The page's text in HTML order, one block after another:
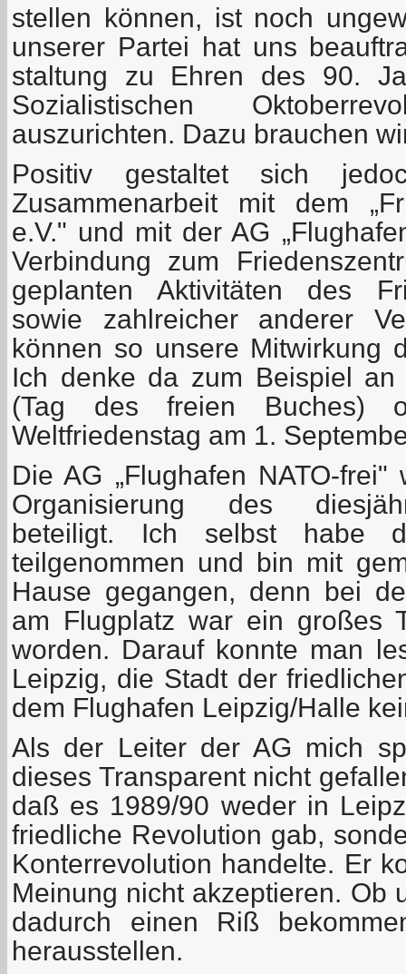
stellen können, ist noch
unserer Partei hat uns
staltung zu Ehren des 90.
Sozialistischen
auszurichten. Dazu brauchen
Positiv gestaltet sich
Zusammenarbeit mit dem
e.V." und mit der AG
Verbindung zum
geplanten Aktivitäten des
sowie zahlreicher anderer
können so unsere Mitwirkung
Ich denke da zum Beispiel
(Tag des freien Buches)
Weltfriedenstag am 1.
Die AG „Flughafen NATO-
Organisierung des
beteiligt. Ich selbst habe
teilgenommen und bin mit
Hause gegangen, denn bei
am Flugplatz war ein großes
worden. Darauf konnte man
Leipzig, die Stadt der
dem Flughafen Leipzig/Halle
Als der Leiter der AG mich
dieses Transparent nicht
daß es 1989/90 weder in
friedliche Revolution gab,
Konterrevolution handelte. Er
Meinung nicht akzeptieren. Ob
dadurch einen Riß
herausstellen.